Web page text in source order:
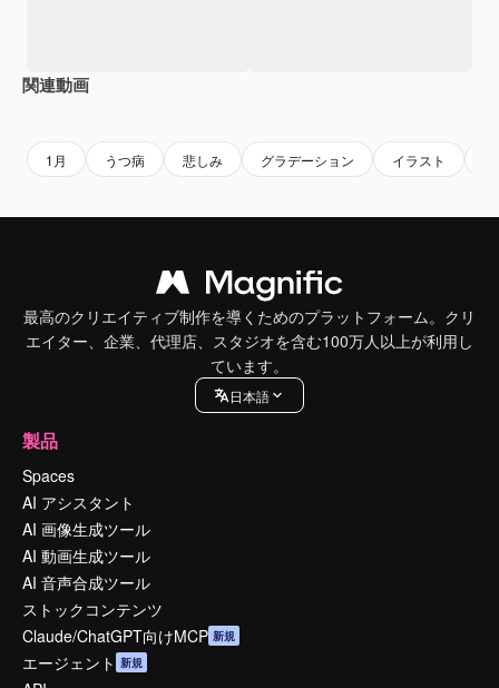
関連動画
1月 うつ病 悲しみ グラデーション イラスト
最高のクリエイティブ制作を導くためのプラットフォーム。クリ
エイター、企業、代理店、スタジオを含む100万人以上が利用し
ています。
日本語
製品
Spaces
AI アシスタント
AI 画像生成ツール
AI 動画生成ツール
AI 音声合成ツール
ストックコンテンツ
Claude/ChatGPT向けMCP 新規
エージェント 新規